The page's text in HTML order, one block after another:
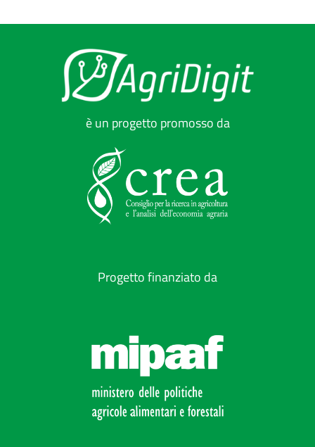
è un progetto promosso da
Progetto finanziato da